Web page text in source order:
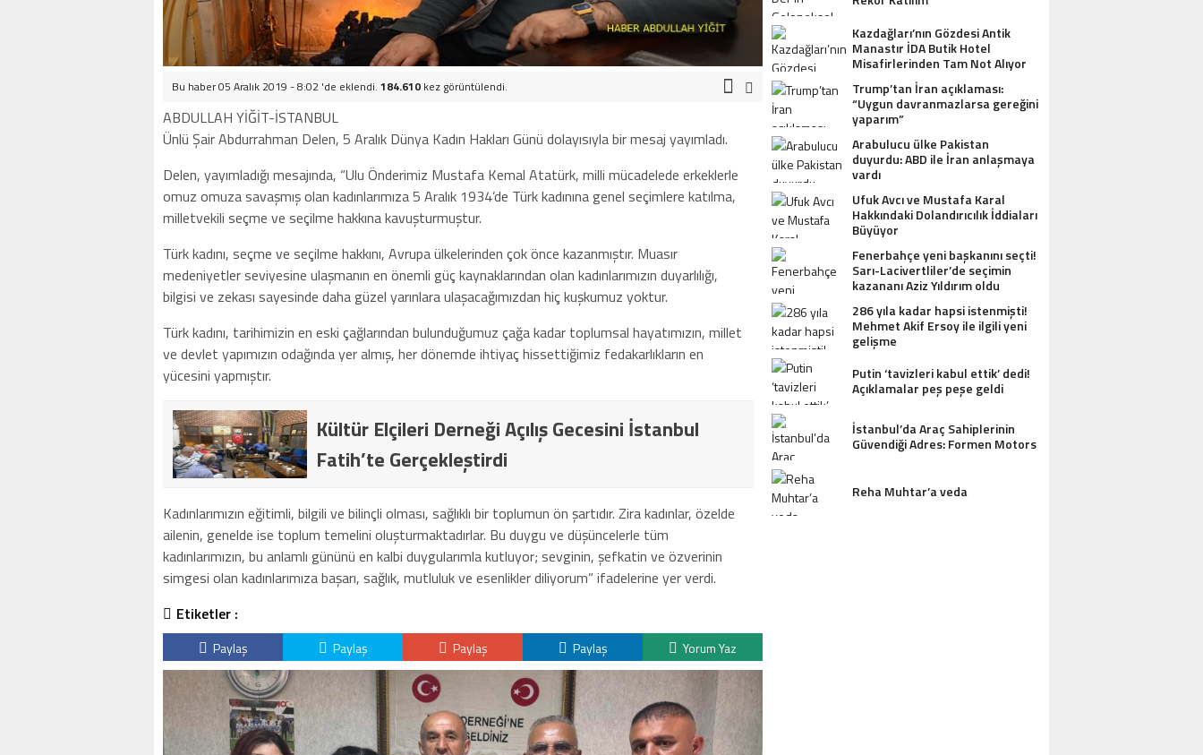
Bu haber 05 Aralık 2019 - 8:02 'de eklendi. 184.610 kez görüntülendi.
ABDULLAH YİĞİT-İSTANBUL
Ünlü Şair Abdurrahman Delen, 5 Aralık Dünya Kadın Hakları Günü dolayısıyla bir mesaj yayımladı.
Delen, yayımladığı mesajında, “Ulu Önderimiz Mustafa Kemal Atatürk, milli mücadelede erkeklerle
omuz omuza savaşmış olan kadınlarımıza 5 Aralık 1934’de Türk kadınına genel seçimlere katılma,
milletvekili seçme ve seçilme hakkına kavuşturmuştur.
Türk kadını, seçme ve seçilme hakkını, Avrupa ülkelerinden çok önce kazanmıştır. Muasır
medeniyetler seviyesine ulaşmanın en önemli güç kaynaklarından olan kadınlarımızın duyarlılığı,
bilgisi ve zekası sayesinde daha güzel yarınlara ulaşacağımızdan hiç kuşkumuz yoktur.
Türk kadını, tarihimizin en eski çağlarından bulunduğumuz çağa kadar toplumsal hayatımızın, millet
ve devlet yapımızın odağında yer almış, her dönemde ihtiyaç hissettiğimiz fedakarlıkların en
yücesini yapmıştır.
Kültür Elçileri Derneği Açılış Gecesini İstanbul
Fatih’te Gerçekleştirdi
Kadınlarımızın eğitimli, bilgili ve bilinçli olması, sağlıklı bir toplumun ön şartıdır. Zira kadınlar, özelde
ailenin, genelde ise toplum temelini oluşturmaktadırlar. Bu duygu ve düşüncelerle tüm
kadınlarımızın, bu anlamlı gününü en kalbi duygularımla kutluyor; sevginin, şefkatin ve özverinin
simgesi olan kadınlarımıza başarı, sağlık, mutluluk ve esenlikler diliyorum” ifadelerine yer verdi.
Etiketler :
Paylaş Paylaş Paylaş Paylaş Yorum Yaz
Kazdağları’nın Gözdesi Antik
Manastır İDA Butik Hotel
Misafirlerinden Tam Not Alıyor
Trump’tan İran açıklaması:
“Uygun davranmazlarsa gereğini
yaparım”
Arabulucu ülke Pakistan
duyurdu: ABD ile İran anlaşmaya
vardı
Ufuk Avcı ve Mustafa Karal
Hakkındaki Dolandırıcılık İddiaları
Büyüyor
Fenerbahçe yeni başkanını seçti!
Sarı-Lacivertliler’de seçimin
kazananı Aziz Yıldırım oldu
286 yıla kadar hapsi istenmişti!
Mehmet Akif Ersoy ile ilgili yeni
gelişme
Putin ‘tavizleri kabul ettik’ dedi!
Açıklamalar peş peşe geldi
İstanbul’da Araç Sahiplerinin
Güvendiği Adres: Formen Motors
Reha Muhtar’a veda